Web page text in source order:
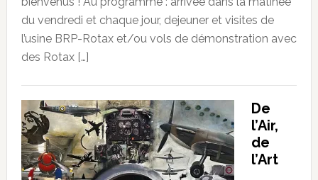
du vendredi et chaque jour, dejeuner et visites de
l’usine BRP-Rotax et/ou vols de démonstration avec
des Rotax […]
De
l’Air,
de
l’Art